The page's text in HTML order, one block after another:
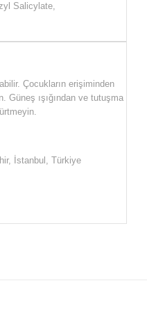
Çocukların erişiminden
Güneş ışığından ve tutuşma
İstanbul, Türkiye
Salicylate,